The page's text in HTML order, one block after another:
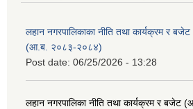
लहान नगरपालिकाका नीति तथा कार्यक्रम र बजेट
(आ.ब. २०८३-२०८४)
Post date: 06/25/2026 - 13:28
लहान नगरपालिका नीति तथा कार्यक्रम र बजेट